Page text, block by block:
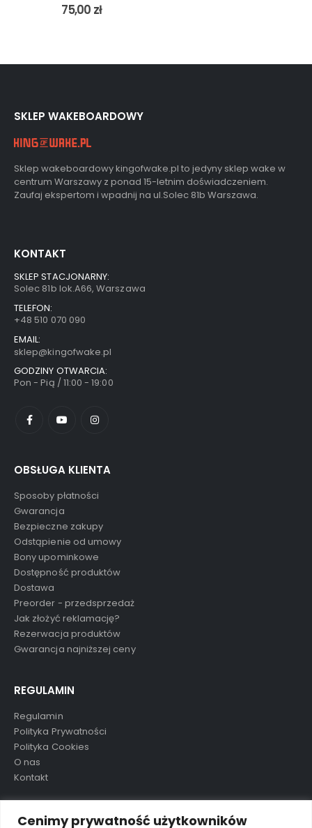
Cenimy prywatność użytkowników
75,00 zł
SKLEP WAKEBOARDOWY
Sklep wakeboardowy kingofwake.pl to jedyny sklep wake w
centrum Warszawy z ponad 15-letnim doświadczeniem.
Zaufaj ekspertom i wpadnij na ul.Solec 81b Warszawa.
KONTAKT
SKLEP STACJONARNY:
Solec 81b lok.A66, Warszawa
TELEFON:
+48 510 070 090
EMAIL:
sklep@kingofwake.pl
GODZINY OTWARCIA:
Pon - Pią / 11:00 - 19:00
OBSŁUGA KLIENTA
Sposoby płatności
Gwarancja
Bezpieczne zakupy
Odstąpienie od umowy
Bony upominkowe
Dostępność produktów
Dostawa
Preorder - przedsprzedaż
Jak złożyć reklamację?
Rezerwacja produktów
Gwarancja najniższej ceny
REGULAMIN
Regulamin
Polityka Prywatności
Polityka Cookies
O nas
Kontakt
TAGI